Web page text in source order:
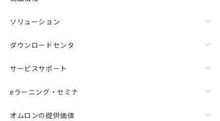
ソリューション
ダウンロードセンタ
サービスサポート
eラーニング・セミナ
オムロンの提供価値